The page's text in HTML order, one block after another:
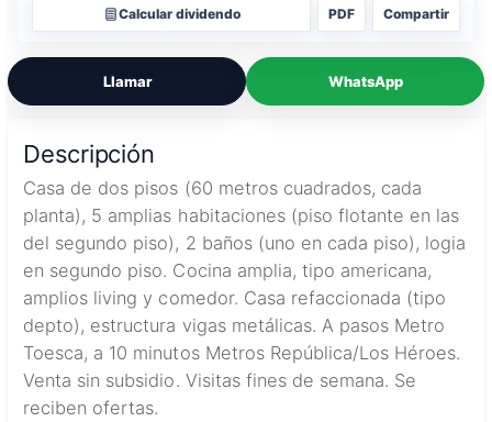
Calcular dividendo PDF Compartir
Llamar WhatsApp
Descripción
Casa de dos pisos (60 metros cuadrados, cada
planta), 5 amplias habitaciones (piso flotante en las
del segundo piso), 2 baños (uno en cada piso), logia
en segundo piso. Cocina amplia, tipo americana,
amplios living y comedor. Casa refaccionada (tipo
depto), estructura vigas metálicas. A pasos Metro
Toesca, a 10 minutos Metros República/Los Héroes.
Venta sin subsidio. Visitas fines de semana. Se
reciben ofertas.